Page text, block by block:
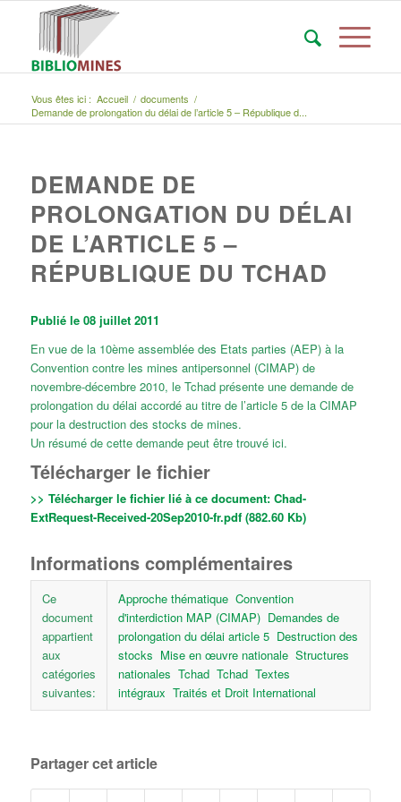
Vous êtes ici : Accueil / documents /
Demande de prolongation du délai de l’article 5 – République d...
DEMANDE DE
PROLONGATION DU DÉLAI
DE L’ARTICLE 5 –
RÉPUBLIQUE DU TCHAD
Publié le 08 juillet 2011
En vue de la 10ème assemblée des Etats parties (AEP) à la
Convention contre les mines antipersonnel (CIMAP) de
novembre-décembre 2010, le Tchad présente une demande de
prolongation du délai accordé au titre de l’article 5 de la CIMAP
pour la destruction des stocks de mines.
Un résumé de cette demande peut être trouvé ici.
Télécharger le fichier
>> Télécharger le fichier lié à ce document: Chad-
ExtRequest-Received-20Sep2010-fr.pdf (882.60 Kb)
Informations complémentaires
Ce
document
appartient
aux
catégories
suivantes:
Approche thématique Convention
d'interdiction MAP (CIMAP) Demandes de
prolongation du délai article 5 Destruction des
stocks Mise en œuvre nationale Structures
nationales Tchad Tchad Textes
intégraux Traités et Droit International
Partager cet article